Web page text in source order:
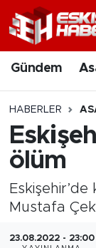
Gündem
HABERLER
ölüm
Mustafa
23.08.2022 - 23:00
Gündem
Asayiş
Siyaset
Spor
Sağlık
Ekonomi
Nöbetçi
Hava
Trafik
Süper
Tüm
Son